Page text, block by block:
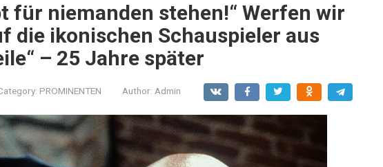
für niemanden stehen!“ Werfen wir
die ikonischen Schauspieler aus
– 25 Jahre später
PROMINENTEN Author: Admin